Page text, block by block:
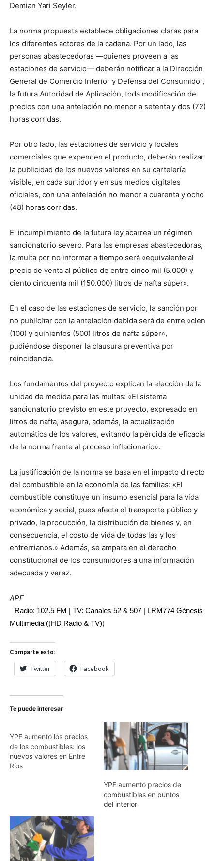
Demian Yari Seyler.
La norma propuesta establece obligaciones claras para
los diferentes actores de la cadena. Por un lado, las
personas abastecedoras —quienes proveen a las
estaciones de servicio— deberán notificar a la Dirección
General de Comercio Interior y Defensa del Consumidor,
la futura Autoridad de Aplicación, toda modificación de
precios con una antelación no menor a setenta y dos (72)
horas corridas.
Por otro lado, las estaciones de servicio y locales
comerciales que expenden el producto, deberán realizar
la publicidad de los nuevos valores en su cartelería
visible, en cada surtidor y en sus medios digitales
oficiales, con una antelación no menor a cuarenta y ocho
(48) horas corridas.
El incumplimiento de la futura ley acarrea un régimen
sancionatorio severo. Para las empresas abastecedoras,
la multa por no informar a tiempo será «equivalente al
precio de venta al público de entre cinco mil (5.000) y
ciento cincuenta mil (150.000) litros de nafta súper».
En el caso de las estaciones de servicio, la sanción por
no publicitar con la antelación debida será de entre «cien
(100) y quinientos (500) litros de nafta súper»,
pudiéndose disponer la clausura preventiva por
reincidencia.
Los fundamentos del proyecto explican la elección de la
unidad de medida para las multas: «El sistema
sancionatorio previsto en este proyecto, expresado en
litros de nafta, asegura, además, la actualización
automática de los valores, evitando la pérdida de eficacia
de la norma frente al proceso inflacionario».
La justificación de la norma se basa en el impacto directo
del combustible en la economía de las familias: «El
combustible constituye un insumo esencial para la vida
económica y social, pues afecta el transporte público y
privado, la producción, la distribución de bienes y, en
consecuencia, el costo de vida de todas las y los
entrerrianos.» Además, se ampara en el derecho
constitucional de los consumidores a una información
adecuada y veraz.
APF
Radio: 102.5 FM | TV: Canales 52 & 507 | LRM774 Génesis
Multimedia ((HD Radio & TV))
Comparte esto:
Twitter Facebook
Te puede interesar
YPF aumentó los precios
de los combustibles: los
nuevos valores en Entre
Ríos
YPF aumentó precios de
combustibles en puntos
del interior